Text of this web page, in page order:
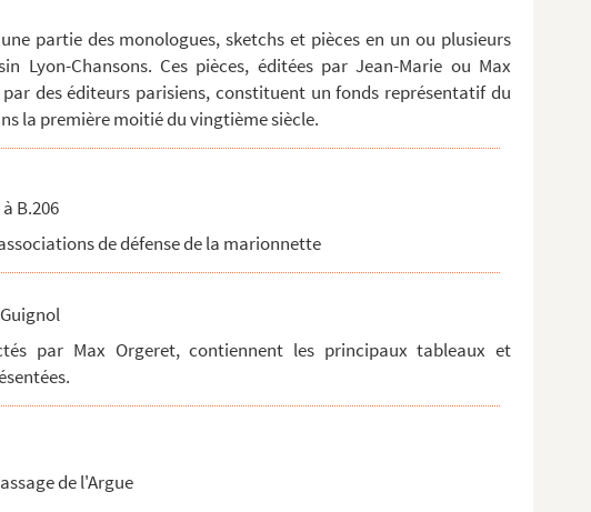
partie des monologues, sketchs et pièces en un ou plusieurs
Lyon-Chansons. Ces pièces, éditées par Jean-Marie ou Max
des éditeurs parisiens, constituent un fonds représentatif du
la première moitié du vingtième siècle.
B.206
de défense de la marionnette
par Max Orgeret, contiennent les principaux tableaux et
de l'Argue